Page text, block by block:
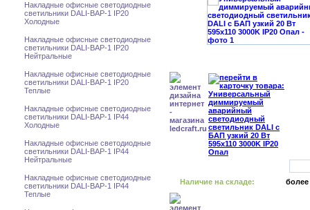
Накладные офисные светодиодные
светильники DALI-BAP-1 IP20
Холодные
Накладные офисные светодиодные
светильники DALI-BAP-1 IP20
Нейтральные
Накладные офисные светодиодные
светильники DALI-BAP-1 IP20
Теплые
Накладные офисные светодиодные
светильники DALI-BAP-1 IP44
Холодные
Накладные офисные светодиодные
светильники DALI-BAP-1 IP44
Нейтральные
Накладные офисные светодиодные
светильники DALI-BAP-1 IP44
Теплые
Наличие на складе: более